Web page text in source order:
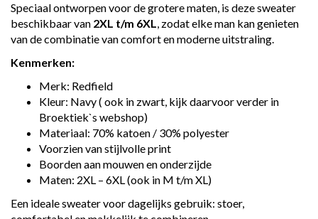
Speciaal ontworpen voor de grotere maten, is deze sweater
beschikbaar van 2XL t/m 6XL, zodat elke man kan genieten
van de combinatie van comfort en moderne uitstraling.
Kenmerken:
Merk: Redfield
Kleur: Navy ( ook in zwart, kijk daarvoor verder in
Broektiek`s webshop)
Materiaal: 70% katoen / 30% polyester
Voorzien van stijlvolle print
Boorden aan mouwen en onderzijde
Maten: 2XL – 6XL (ook in M t/m XL)
Een ideale sweater voor dagelijks gebruik: stoer,